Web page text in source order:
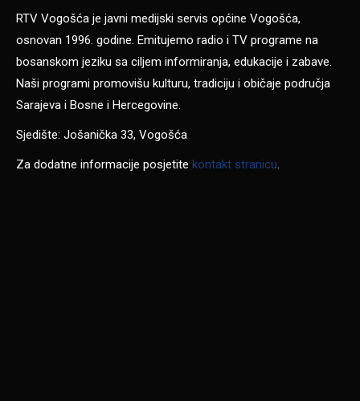
RTV Vogošća je javni medijski servis općine Vogošća,
osnovan 1996. godine. Emitujemo radio i TV programe na
bosanskom jeziku sa ciljem informiranja, edukacije i zabave.
Naši programi promovišu kulturu, tradiciju i običaje područja
Sarajeva i Bosne i Hercegovine.
Sjedište: Jošanička 33, Vogošća
Za dodatne informacije posjetite kontakt stranicu.